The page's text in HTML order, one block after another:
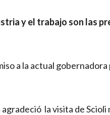
y el trabajo son las
a la actual
la visita de